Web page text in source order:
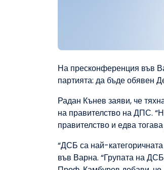
На пресконференция във
партията: да бъде обявен
Радан Кънев заяви, че
на правителство на ДПС.
правителство и едва
“ДСБ са най-
във Варна. “Групата на